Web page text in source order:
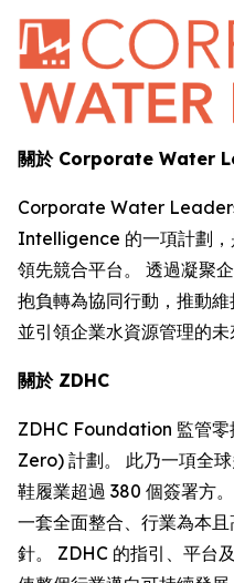
關於 Corporate Water
Corporate Water
Intelligence 的一項計劃，
領先競合平台。 透過凝聚
抱負轉為協同行動，推動
並引領企業水資源管理的未
關於 ZDHC
ZDHC Foundation 監管
Zero) 計劃。 此乃一項全
鞋履業超過 380 個簽署方
一套全面整合、行業為本
針。 ZDHC 的指引、平台